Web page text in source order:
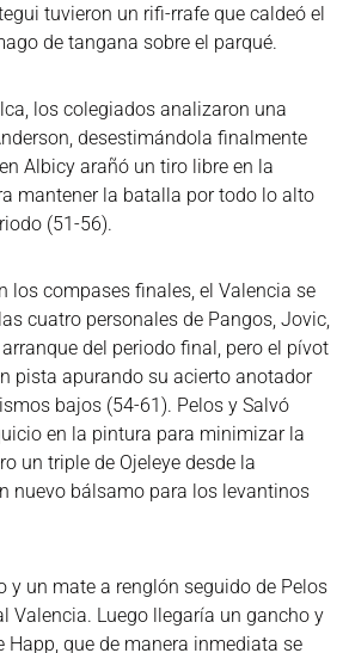
tuvieron un rifi-rrafe que caldeó el
de tangana sobre el parqué.
los colegiados analizaron una
desestimándola finalmente
Albicy arañó un tiro libre en la
mantener la batalla por todo lo alto
(51-56).
los compases finales, el Valencia se
cuatro personales de Pangos, Jovic,
del periodo final, pero el pívot
pista apurando su acierto anotador
bajos (54-61). Pelos y Salvó
en la pintura para minimizar la
un triple de Ojeleye desde la
nuevo bálsamo para los levantinos
y un mate a renglón seguido de Pelos
Valencia. Luego llegaría un gancho y
Happ, que de manera inmediata se